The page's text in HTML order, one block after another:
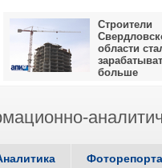
Строители
области
больше